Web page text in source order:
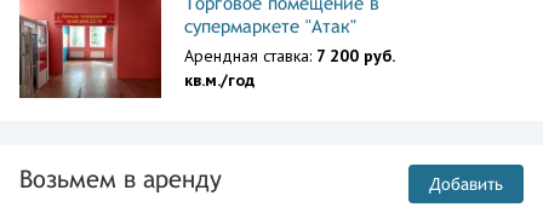
супермаркете "Атак"
Арендная ставка: 7 200 руб.
кв.м./год
Возьмем в аренду Добавить